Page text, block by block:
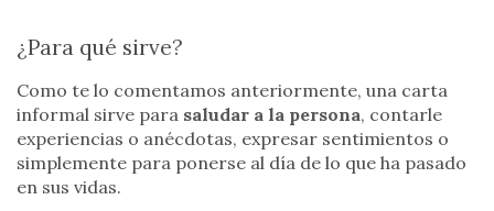
¿Para qué sirve?
Como te lo comentamos anteriormente, una carta
informal sirve para saludar a la persona, contarle
experiencias o anécdotas, expresar sentimientos o
simplemente para ponerse al día de lo que ha pasado
en sus vidas.